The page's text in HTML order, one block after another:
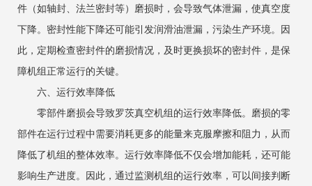
件（如轴封、法兰密封等）磨损时，会导致气体泄漏，使真空度
下降。密封性能下降还可能引发润滑油泄漏，污染生产环境。因
此，定期检查密封件的磨损情况，及时更换损坏的密封件，是保
障机组正常运行的关键。
‌六、运行效率降低‌
零部件磨损会导致罗茨真空机组的运行效率降低。磨损的零
部件在运行过程中需要消耗更多的能量来克服摩擦和阻力，从而
降低了机组的整体效率。运行效率降低不仅会增加能耗，还可能
影响生产进度。因此，通过监测机组的运行效率，可以间接判断